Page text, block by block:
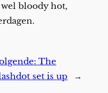
bloody hot,
The
set is up
→